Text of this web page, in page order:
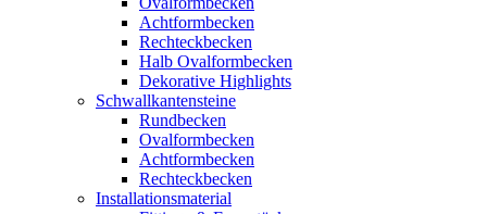
Achtformbecken
Rechteckbecken
Halb Ovalformbecken
Dekorative Highlights
Schwallkantensteine
Rundbecken
Ovalformbecken
Achtformbecken
Rechteckbecken
Installationsmaterial